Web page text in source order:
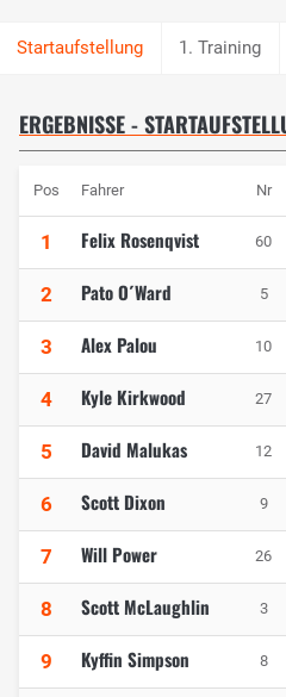
1. Training
ERGEBNISSE -
Pos Fahrer Nr
1 Felix Rosenqvist 60
2 Pato O´Ward 5
3 Alex Palou 10
4 Kyle Kirkwood 27
5 David Malukas 12
6 Scott Dixon 9
7 Will Power 26
8 Scott McLaughlin 3
9 Kyffin Simpson 8